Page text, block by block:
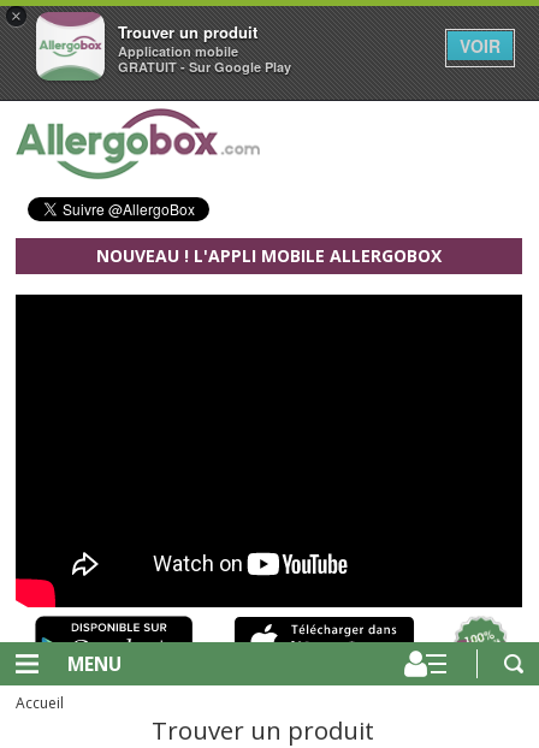
×
Trouver un produit
Application mobile
GRATUIT - Sur Google Play
VOIR
Aller au contenu principal
NOUVEAU ! L'APPLI MOBILE ALLERGOBOX
MENU
Accueil
Trouver un produit